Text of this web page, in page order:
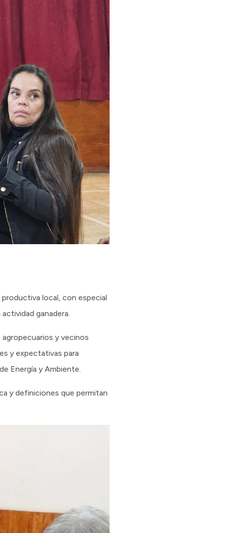
local, con especial
ganadera.
y vecinos
y expectativas para
Energía y Ambiente.
y definiciones que permitan